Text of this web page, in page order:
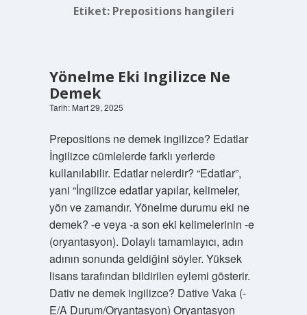
Etiket: Prepositions hangileri
Yönelme Eki Ingilizce Ne
Demek
Tarih: Mart 29, 2025
Prepositions ne demek ingilizce? Edatlar
İngilizce cümlelerde farklı yerlerde
kullanılabilir. Edatlar nelerdir? “Edatlar”,
yani “İngilizce edatlar yapılar, kelimeler,
yön ve zamandır. Yönelme durumu eki ne
demek? -e veya -a son eki kelimelerinin -e
(oryantasyon). Dolaylı tamamlayıcı, adın
adının sonunda geldiğini söyler. Yüksek
lisans tarafından bildirilen eylemi gösterir.
Dativ ne demek ingilizce? Dative Vaka (-
E/A Durum/Oryantasyon) Oryantasyon